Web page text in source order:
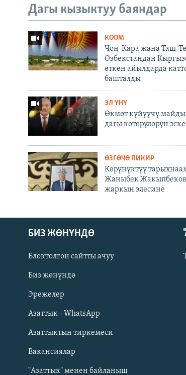
Русский
ОНЛАЙН ШЕРИНЕ
Дагы кызыктуу баяндар
КООМ
Чоң-Кара жана Таш-
Өзбекстандан
өткөн айылдарда
башталды
ЭЛ ҮНҮ
Өкмөт күйүүчү
дагы көтөрүлөрүн
ӨЗГӨЧӨ ПИКИР
Көрүнүктүү
Жаныбек
жаркын элесине
БИЗ ЖӨНҮНДӨ
Блоктолгон сайтты ачуу
Биз жөнүндө
Эрежелер
Азаттык - WhatsApp
Азаттыктын тиркемеси
Вакансиялар
"Азаттык" менен байланыш